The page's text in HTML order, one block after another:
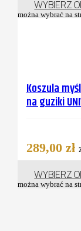
WYBIERZ
można wybrać na
Koszula
na guziki
289,00 zł
WYBIERZ
można wybrać na